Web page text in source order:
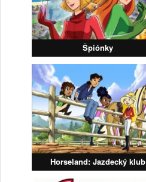
Špiónky
Horseland: Jazdecký klub